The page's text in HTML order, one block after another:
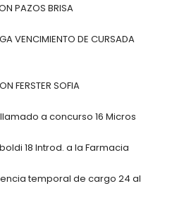
PAZOS BRISA
VENCIMIENTO DE CURSADA
FERSTER SOFIA
a concurso 16 Micros
18 Introd. a la Farmacia
temporal de cargo 24 al